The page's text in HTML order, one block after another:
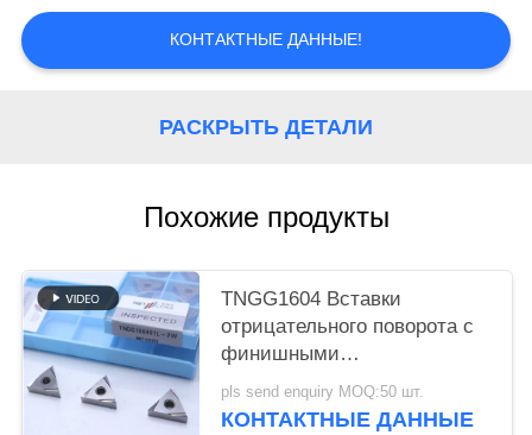
КОНТАКТНЫЕ ДАННЫЕ!
РАСКРЫТЬ ДЕТАЛИ
Похожие продукты
TNGG1604 Вставки
отрицательного поворота с
финишными
шифровальщиками
мощностью 2 Вт и классом
pls send enquiry MOQ:50 шт.
КОНТАКТНЫЕ ДАННЫЕ